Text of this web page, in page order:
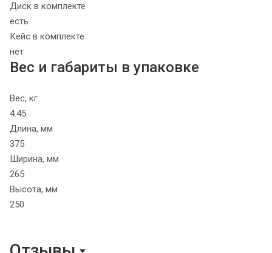
Диск в комплекте
есть
Кейс в комплекте
нет
Вес и габариты в упаковке
Вес, кг
4.45
Длина, мм
375
Ширина, мм
265
Высота, мм
250